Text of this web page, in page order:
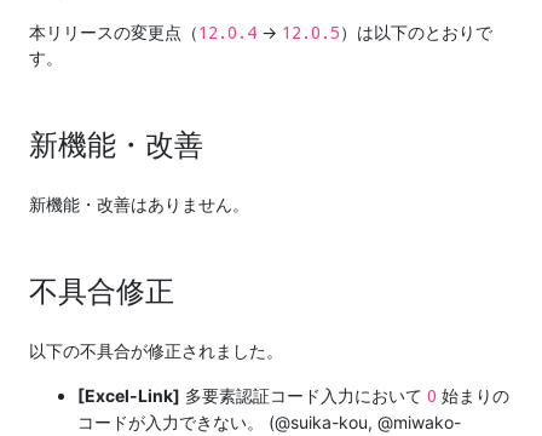
本リリースの変更点（12.0.4 → 12.0.5）は以下のとおりで
す。
新機能・改善
新機能・改善はありません。
不具合修正
以下の不具合が修正されました。
[Excel-Link] 多要素認証コード入力において 0 始まりの
コードが入力できない。 (@suika-kou, @miwako-